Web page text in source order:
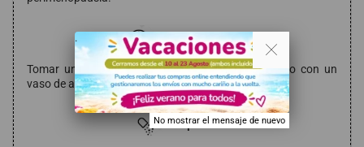
Modo de empleo
Tomar una cápsula vegetal al día, con la comida o con un
vaso de agua.
Composición
. .
No mostrar el mensaje de nuevo